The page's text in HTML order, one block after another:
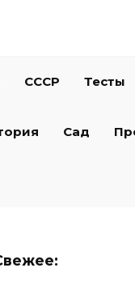
СССР Тесты
Сад